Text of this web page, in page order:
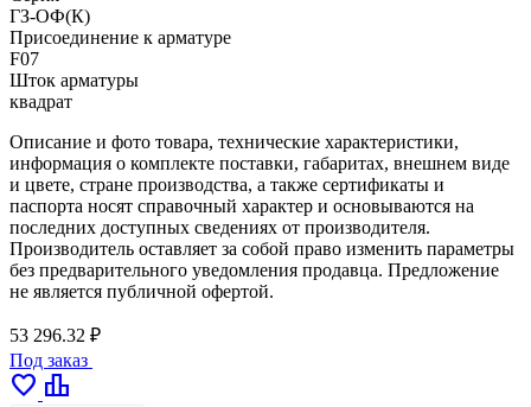
ГЗ-ОФ(К)
Присоединение к арматуре
F07
Шток арматуры
квадрат
Описание и фото товара, технические характеристики,
информация о комплекте поставки, габаритах, внешнем виде
и цвете, стране производства, а также сертификаты и
паспорта носят справочный характер и основываются на
последних доступных сведениях от производителя.
Производитель оставляет за собой право изменить параметры
без предварительного уведомления продавца. Предложение
не является публичной офертой.
53 296.32 ₽
Под заказ
favorite leaderboard